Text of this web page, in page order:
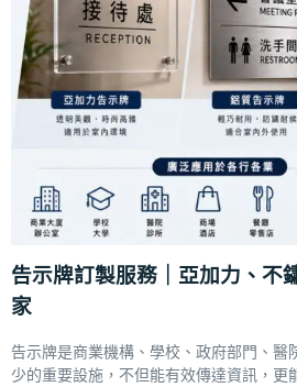
告示牌訂製服務｜亞加力、不
家
告示牌是商業機構、學校、政府部門、醫
少的重要設施，不但能有效傳達資訊，更